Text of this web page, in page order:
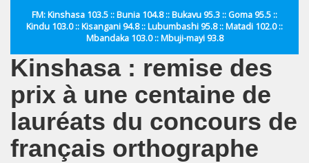
FM: Kinshasa 103.5 :: Bunia 104.8 :: Bukavu 95.3 :: Goma 95.5 ::
Kindu 103.0 :: Kisangani 94.8 :: Lubumbashi 95.8 :: Matadi 102.0 ::
Mbandaka 103.0 :: Mbuji-mayi 93.8
Kinshasa : remise des
prix à une centaine de
lauréats du concours de
français orthographe